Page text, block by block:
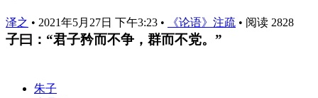
泽之 • 2021年5月27日 下午3:23 • 《论语》注疏 • 阅读 2828
子曰：“君子矜而不争，群而不党。”
朱子